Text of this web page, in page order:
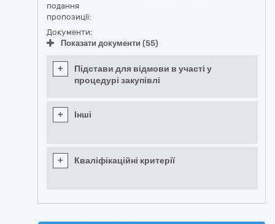
подання
пропозиції:
Документи:
Показати документи (55)
+
Підстави для відмови в участі у
процедурі закупівлі
+ Інші
+ Кваліфікаційні критерії